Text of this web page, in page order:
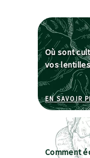
Où sont
vos
EN SAVOIR
Comment